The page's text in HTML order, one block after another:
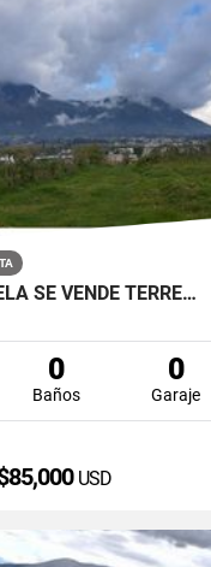
SE VENDE TERRE…
0
Baños
0
Garaje
USD